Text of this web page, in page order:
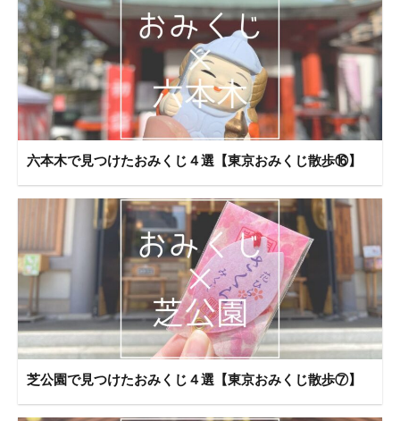
六本木で見つけたおみくじ４選【東京おみくじ散歩⑯】
芝公園で見つけたおみくじ４選【東京おみくじ散歩⑦】